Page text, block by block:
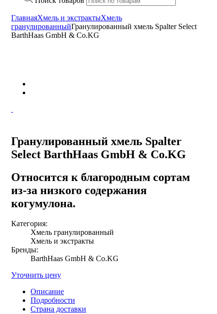
ГлавнаяХмель и экстрактыХмель
гранулированныйГранулированный хмель Spalter Select
BarthHaas GmbH & Co.KG
Гранулированный хмель Spalter
Select BarthHaas GmbH & Co.KG
Относится к благородным сортам
из-за низкого содержания
когумулона.
Категория:
Хмель гранулированный
Хмель и экстракты
Бренды:
BarthHaas GmbH & Co.KG
Уточнить цену
Описание
Подробности
Страна доставки